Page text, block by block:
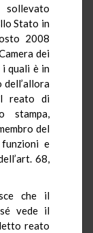
Stato in
2008
dei
quali è in
dell’allora
reato di
stampa,
del
funzioni e
68,
che il
vede il
reato